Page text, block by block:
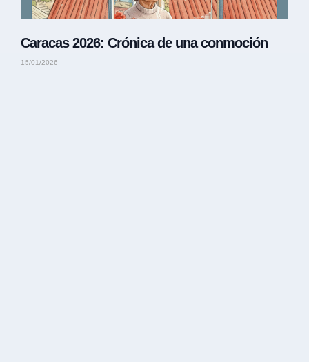
Caracas 2026: Crónica de una conmoción
15/01/2026